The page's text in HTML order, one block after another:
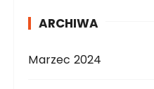
ARCHIWA
Marzec 2024